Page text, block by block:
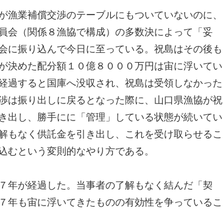
業補償交渉のテーブルにもついていないのに、
会（関係８漁協で構成）の多数決によって「妥
に振り込んで今日に至っている。祝島はその後も
決めた配分額１０億８０００万円は宙に浮いてい
過すると国庫へ没収され、祝島は受領しなかった
は振り出しに戻るとなった際に、山口県漁協が祝
出し、勝手にに「管理」している状態が続いてい
もなく供託金を引き出し、これを受け取らせるこ
むという変則的なやり方である。
が経過した。当事者の了解もなく結んだ「契
年も宙に浮いてきたものの有効性を争っているこ